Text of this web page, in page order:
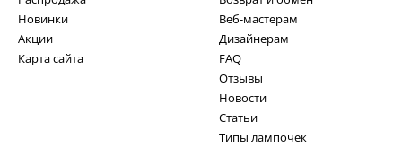
Новинки
Акции
Карта сайта
Веб-мастерам
Дизайнерам
FAQ
Отзывы
Новости
Статьи
Типы лампочек